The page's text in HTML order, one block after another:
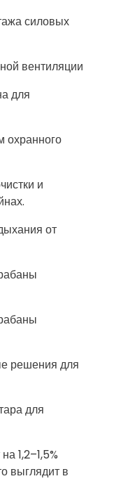
силовых
вентиляции
для
охранного
и
от
решения для
для
1,2–1,5%
выглядит в